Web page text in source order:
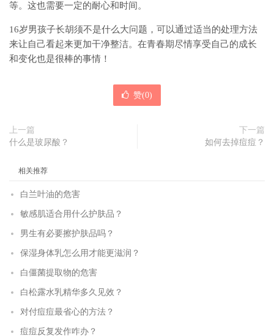
等。这也需要一定的耐心和时间。
16岁男孩子长胡须不是什么大问题，可以通过适当的处理方法
来让自己看起来更加干净整洁。在青春期尽情享受自己的成长
和变化也是很棒的事情！
赞(0)
上一篇
什么是玻尿酸？
下一篇
如何去掉痘痘？
相关推荐
白兰叶油的危害
敏感肌适合用什么护肤品？
男生有必要擦护肤品吗？
保湿身体乳怎么用才能更滋润？
白僵菌提取物的危害
白松露水乳精华多久见效？
对付痘痘最省心的方法？
痘痘反复发作咋办？